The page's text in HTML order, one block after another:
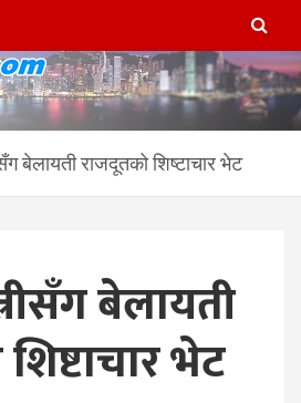
– हङकङबाट
नेपाली अनलाईन
hk nepal com
बेलायती राजदूतको शिष्टाचार भेट
बेलायती
भेट